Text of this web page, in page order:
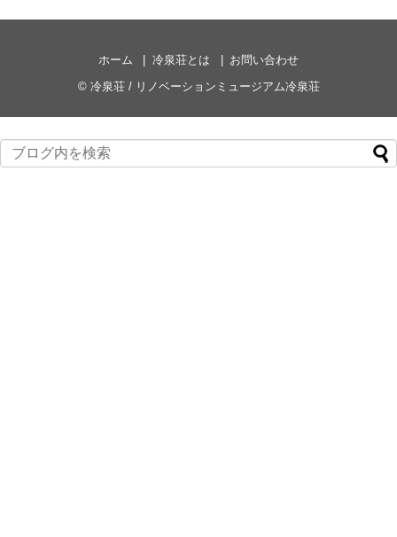
ホーム 冷泉荘とは
お問い合わせ
© 冷泉荘 / リノベーションミュージアム冷泉荘